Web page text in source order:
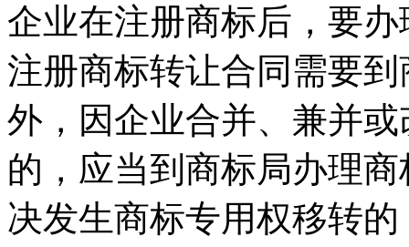
企业在注册商标后，要
注册商标转让合同需要
外，因企业合并、兼并
的，应当到商标局办理
决发生商标专用权移转